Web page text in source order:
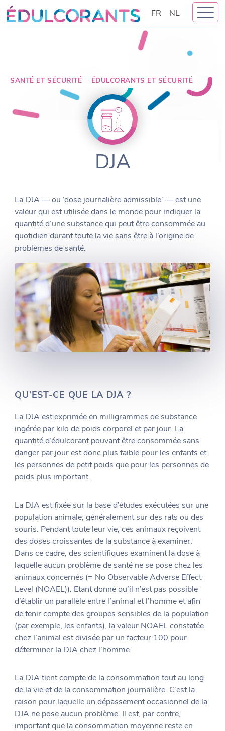
Skip
to
content
FR NL
SANTÉ ET SÉCURITÉ ÉDULCORANTS ET SÉCURITÉ
DJA
La DJA — ou ‘dose journalière admissible’ — est une
valeur qui est utilisée dans le monde pour indiquer la
quantité d’une substance qui peut être consommée au
quotidien durant toute la vie sans être à l’origine de
problèmes de santé.
QU’EST-CE QUE LA DJA ?
La DJA est exprimée en milligrammes de substance
ingérée par kilo de poids corporel et par jour. La
quantité d’édulcorant pouvant être consommée sans
danger par jour est donc plus faible pour les enfants et
les personnes de petit poids que pour les personnes de
poids plus important.
La DJA est fixée sur la base d’études exécutées sur une
population animale, généralement sur des rats ou des
souris. Pendant toute leur vie, ces animaux reçoivent
des doses croissantes de la substance à examiner.
Dans ce cadre, des scientifiques examinent la dose à
laquelle aucun problème de santé ne se pose chez les
animaux concernés (= No Observable Adverse Effect
Level (NOAEL)). Etant donné qu’il n’est pas possible
d’établir un parallèle entre l’animal et l’homme et afin
de tenir compte des groupes sensibles de la population
(par exemple, les enfants), la valeur NOAEL constatée
chez l’animal est divisée par un facteur 100 pour
déterminer la DJA chez l’homme.
La DJA tient compte de la consommation tout au long
de la vie et de la consommation journalière. C’est la
raison pour laquelle un dépassement occasionnel de la
DJA ne pose aucun problème. Il est, par contre,
important que la consommation moyenne reste en